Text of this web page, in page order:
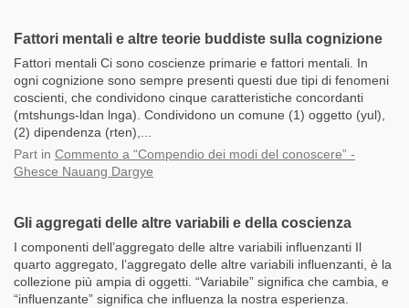
Fattori mentali e altre teorie buddiste sulla cognizione
Fattori mentali Ci sono coscienze primarie e fattori mentali. In
ogni cognizione sono sempre presenti questi due tipi di fenomeni
coscienti, che condividono cinque caratteristiche concordanti
(mtshungs-ldan lnga). Condividono un comune (1) oggetto (yul),
(2) dipendenza (rten),...
Part in Commento a “Compendio dei modi del conoscere” -
Ghesce Nauang Dargye
Gli aggregati delle altre variabili e della coscienza
I componenti dell’aggregato delle altre variabili influenzanti Il
quarto aggregato, l’aggregato delle altre variabili influenzanti, è la
collezione più ampia di oggetti. “Variabile” significa che cambia, e
“influenzante” significa che influenza la nostra esperienza.